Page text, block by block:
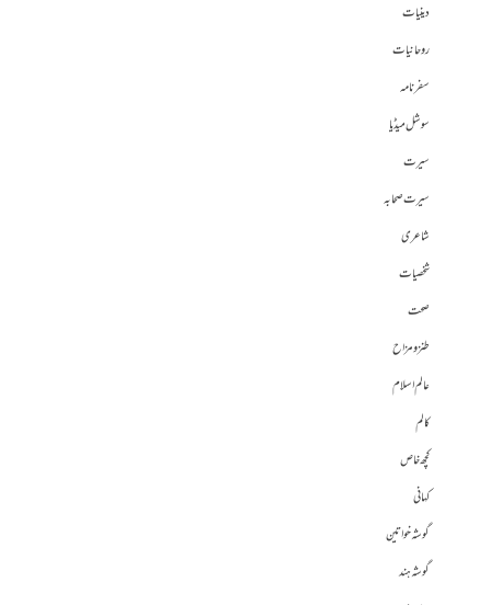
دینیات
روحانیات
سفرنامہ
سوشل میڈیا
سیرت
سیرت صحابہ
شاعری
شخصیات
صحت
طنز و مزاح
عالم اسلام
کالم
کچھ خاص
کہانی
گوشہ خواتین
گوشہ ہند